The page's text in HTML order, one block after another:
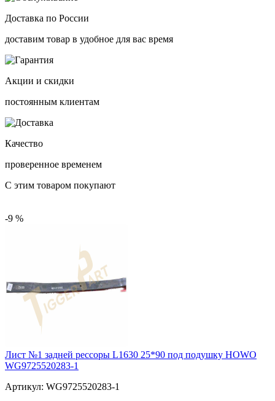
Доставка по России
доставим товар в удобное для вас время
Акции и скидки
постоянным клиентам
Качество
проверенное временем
С этим товаром покупают
-9 %
Лист №1 задней рессоры L1630 25*90 под подушку HOWO
WG9725520283-1
Артикул: WG9725520283-1